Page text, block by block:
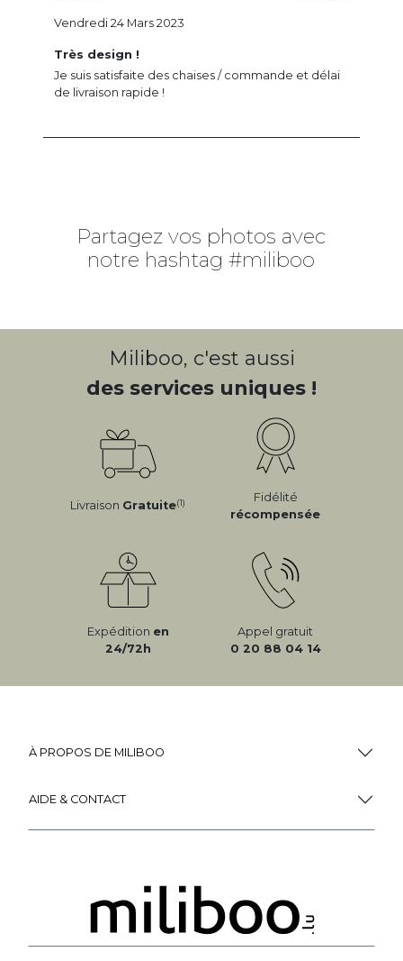
Très design !
Je suis satisfaite des chaises / commande et délai
de livraison rapide !
Vendredi 24 Mars 2023
Partagez vos photos avec
notre hashtag #miliboo
Miliboo, c'est aussi
des services uniques !
Livraison Gratuite(1)
Fidélité
récompensée
Expédition en
24/72h
Appel gratuit
0 20 88 04 14
À PROPOS DE MILIBOO
AIDE & CONTACT